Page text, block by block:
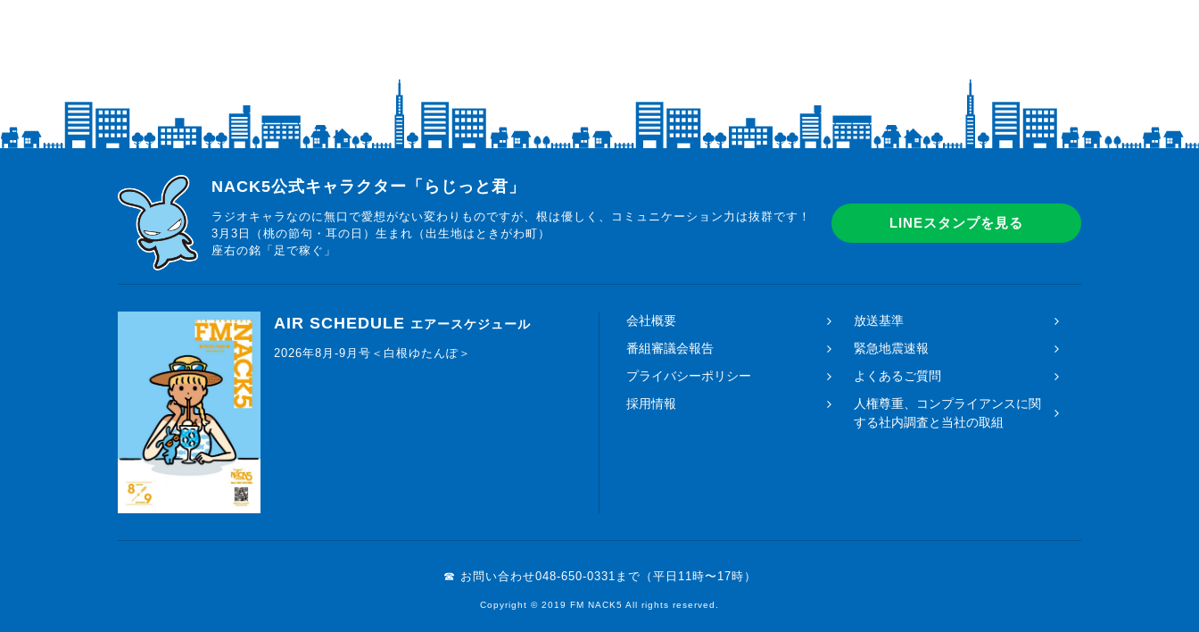
らじっと君
NACK5公式キャラクター「らじっと君」
ラジオキャラなのに無口で愛想がない変わりものですが、根は優しく、コミュニケーション力は抜群です！
3月3日（桃の節句・耳の日）生まれ（出生地はときがわ町）
座右の銘「足で稼ぐ」
LINEスタンプを見る
AIR SCHEDULE エアースケジュール
2026年8月-9月号＜白根ゆたんぽ＞
会社概要
放送基準
番組審議会報告
緊急地震速報
プライバシーポリシー
よくあるご質問
採用情報
人権尊重、コンプライアンスに関
する社内調査と当社の取組
☎ お問い合わせ048-650-0331まで（平日11時〜17時）
Copyright © 2019 FM NACK5 All rights reserved.